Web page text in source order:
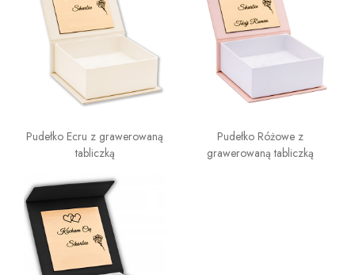
Pudełko Ecru z grawerowaną
tabliczką
Pudełko Różowe z
grawerowaną tabliczką